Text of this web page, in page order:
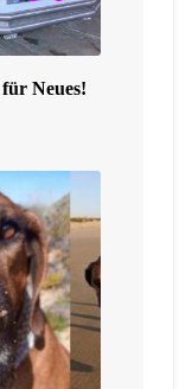
Neues!